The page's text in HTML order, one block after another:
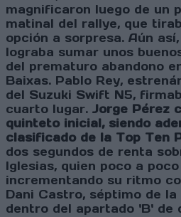
magnificaron luego de un
matinal del rallye, que
opción a sorpresa. Aún
lograba sumar unos
del prematuro abandono
Baixas. Pablo Rey,
del Suzuki Swift N5,
cuarto lugar. Jorge Pérez
quinteto inicial, siendo
clasificado de la Top Ten
dos segundos de renta
Iglesias, quien poco a
incrementando su ritmo
Dani Castro, séptimo de
dentro del apartado 'B' de